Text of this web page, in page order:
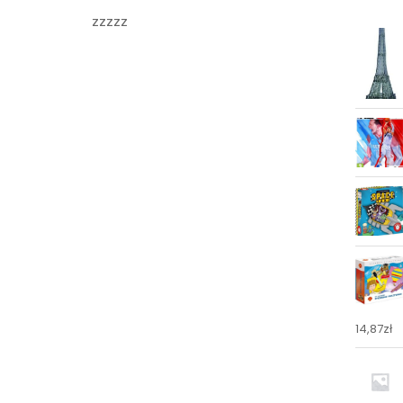
zzzzz
14,87zł